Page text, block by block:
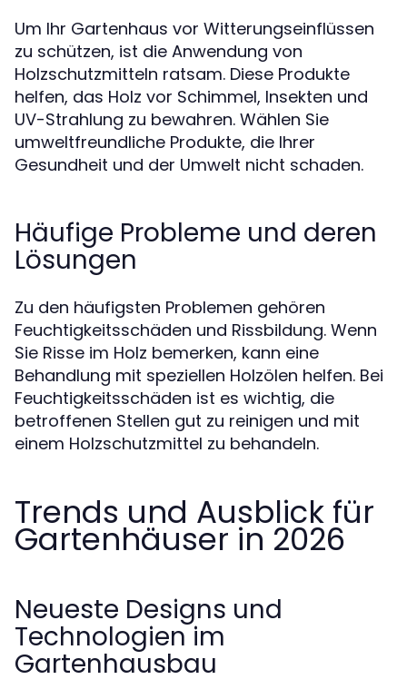
Um Ihr Gartenhaus vor Witterungseinflüssen
zu schützen, ist die Anwendung von
Holzschutzmitteln ratsam. Diese Produkte
helfen, das Holz vor Schimmel, Insekten und
UV-Strahlung zu bewahren. Wählen Sie
umweltfreundliche Produkte, die Ihrer
Gesundheit und der Umwelt nicht schaden.
Häufige Probleme und deren
Lösungen
Zu den häufigsten Problemen gehören
Feuchtigkeitsschäden und Rissbildung. Wenn
Sie Risse im Holz bemerken, kann eine
Behandlung mit speziellen Holzölen helfen. Bei
Feuchtigkeitsschäden ist es wichtig, die
betroffenen Stellen gut zu reinigen und mit
einem Holzschutzmittel zu behandeln.
Trends und Ausblick für
Gartenhäuser in 2026
Neueste Designs und
Technologien im
Gartenhausbau